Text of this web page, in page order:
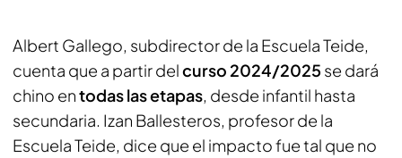
Albert Gallego, subdirector de la Escuela Teide,
cuenta que a partir delcurso 2024/2025 se dará
chino entodas las etapas, desde infantil hasta
secundaria. Izan Ballesteros, profesor de la
Escuela Teide, dice que el impacto fue tal que no